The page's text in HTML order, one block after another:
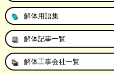
解体用語集
解体記事一覧
解体工事会社一覧